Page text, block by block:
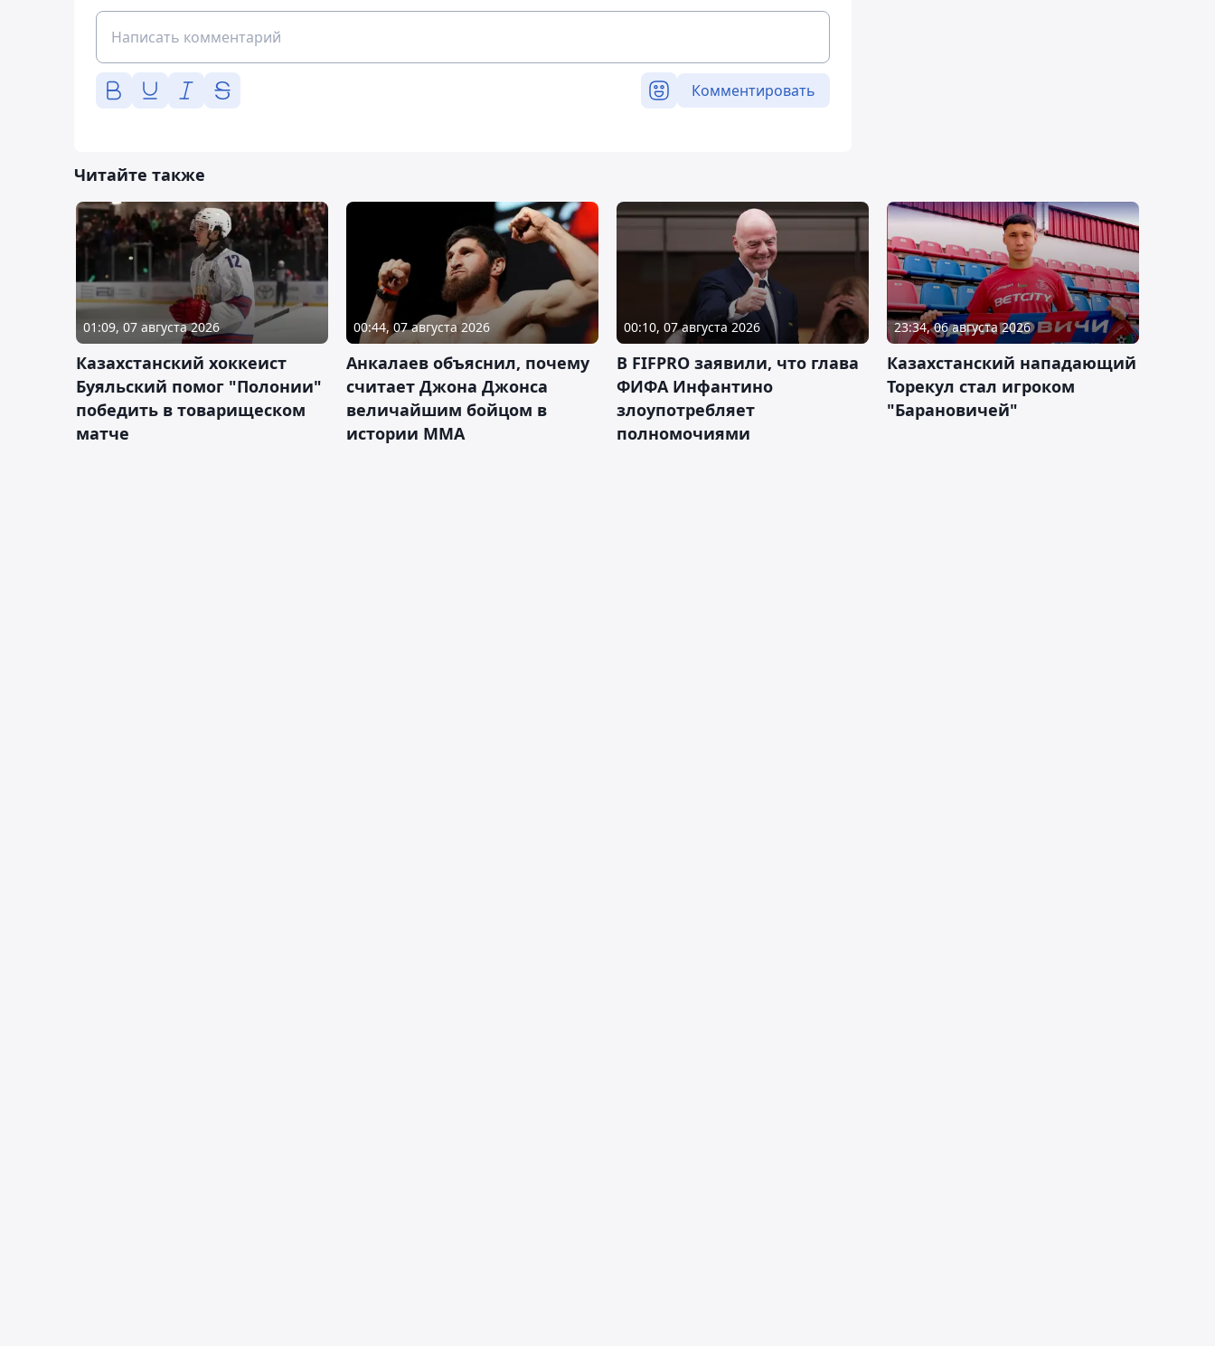
Комментировать
Читайте также
01:09, 07 августа 2026
Казахстанский хоккеист
Буяльский помог "Полонии"
победить в товарищеском
матче
00:44, 07 августа 2026
Анкалаев объяснил, почему
считает Джона Джонса
величайшим бойцом в
истории ММА
00:10, 07 августа 2026
В FIFPRO заявили, что глава
ФИФА Инфантино
злоупотребляет
полномочиями
23:34, 06 августа 2026
Казахстанский нападающий
Торекул стал игроком
"Барановичей"